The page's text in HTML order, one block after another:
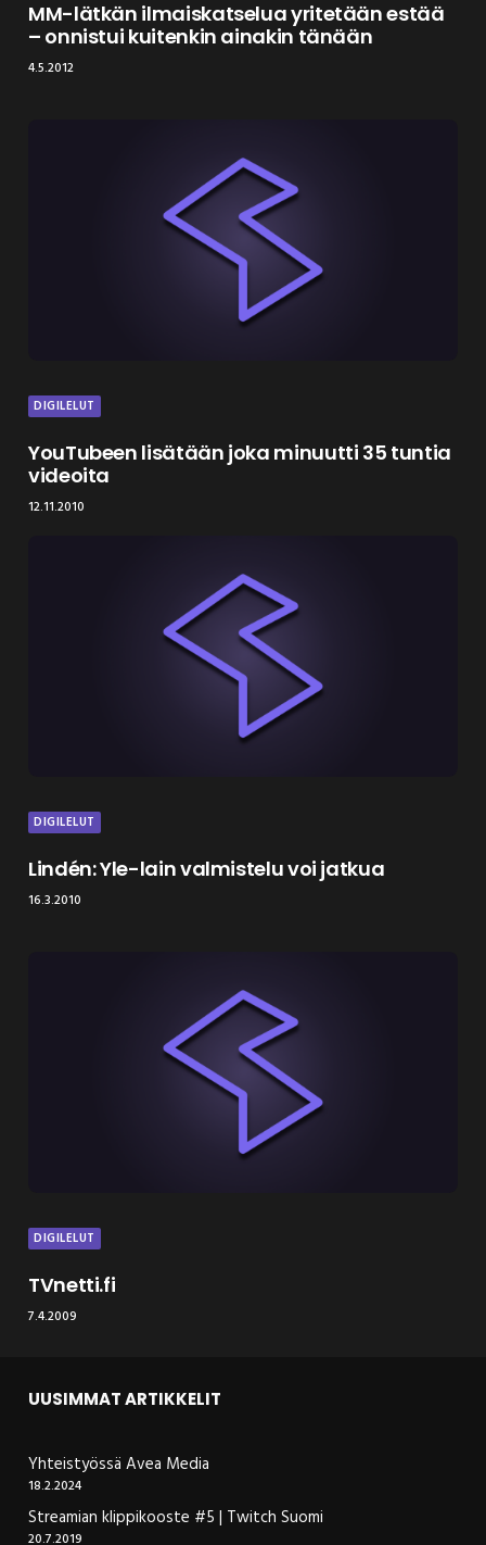
MM-lätkän ilmaiskatselua yritetään estää
– onnistui kuitenkin ainakin tänään
4.5.2012
DIGILELUT
YouTubeen lisätään joka minuutti 35 tuntia
videoita
12.11.2010
DIGILELUT
Lindén: Yle-lain valmistelu voi jatkua
16.3.2010
DIGILELUT
TVnetti.fi
7.4.2009
UUSIMMAT ARTIKKELIT
Yhteistyössä Avea Media
18.2.2024
Streamian klippikooste #5 | Twitch Suomi
20.7.2019